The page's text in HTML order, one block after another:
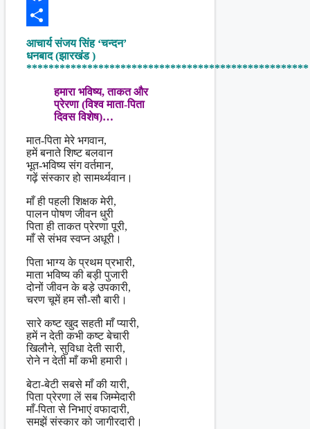
Facebook
Share
आचार्य संजय सिंह ‘चन्दन’
धनबाद (झारखंड )
***************************************************
हमारा भविष्य, ताकत और
प्रेरणा (विश्व माता-पिता
दिवस विशेष)…
मात-पिता मेरे भगवान,
हमें बनाते शिष्ट बलवान
भूत-भविष्य संग वर्तमान,
गढ़ें संस्कार हो सामर्थ्यवान।
माँ ही पहली शिक्षक मेरी,
पालन पोषण जीवन धुरी
पिता ही ताकत प्रेरणा पूरी,
माँ से संभव स्वप्न अधूरी।
पिता भाग्य के प्रथम प्रभारी,
माता भविष्य की बड़ी पुजारी
दोनों जीवन के बड़े उपकारी,
चरण चूमें हम सौ-सौ बारी।
सारे कष्ट खुद सहती माँ प्यारी,
हमें न देती कभी कष्ट बेचारी
खिलौने, सुविधा देती सारी,
रोने न देती माँ कभी हमारी।
बेटा-बेटी सबसे माँ की यारी,
पिता प्रेरणा लें सब जिम्मेदारी
माँ-पिता से निभाएं वफादारी,
समझें संस्कार को जागीरदारी।